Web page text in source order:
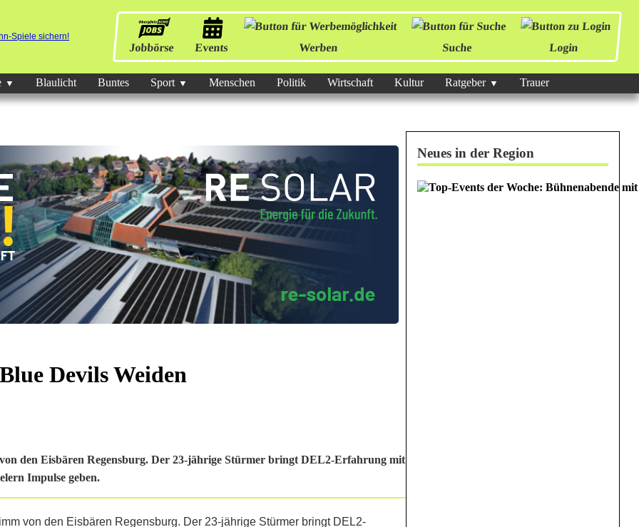
Jobbörse Events Werben Suche Login
Blaulicht Buntes Sport Menschen Politik Wirtschaft Kultur Ratgeber Trauer
Devils Weiden
den Eisbären Regensburg. Der 23-jährige Stürmer bringt DEL2-Erfahrung mit
Impulse geben.
Neues in der Region